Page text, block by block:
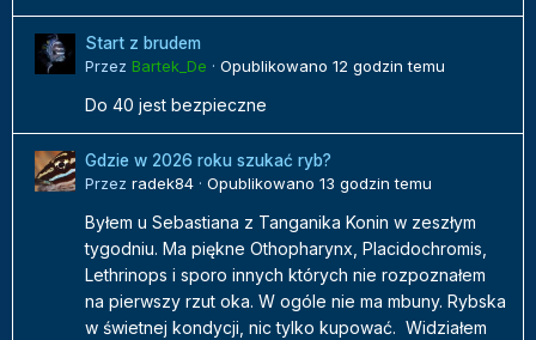
Start z brudem
Przez Bartek_De · Opublikowano 12 godzin temu
Do 40 jest bezpieczne
Gdzie w 2026 roku szukać ryb?
Przez radek84 · Opublikowano 13 godzin temu
Byłem u Sebastiana z Tanganika Konin w zeszłym
tygodniu. Ma piękne Othopharynx, Placidochromis,
Lethrinops i sporo innych których nie rozpoznałem
na pierwszy rzut oka. W ogóle nie ma mbuny. Rybska
w świetnej kondycji, nic tylko kupować. Widziałem